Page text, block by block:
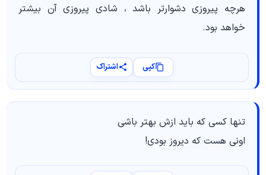
هرچه پیروزی دشوارتر باشد ، شادی پیروزی آن بیشتر
خواهد بود.
کپی اشتراک
تنها کسی که باید ازش بهتر باشی
اونی هست که دیروز بودی!